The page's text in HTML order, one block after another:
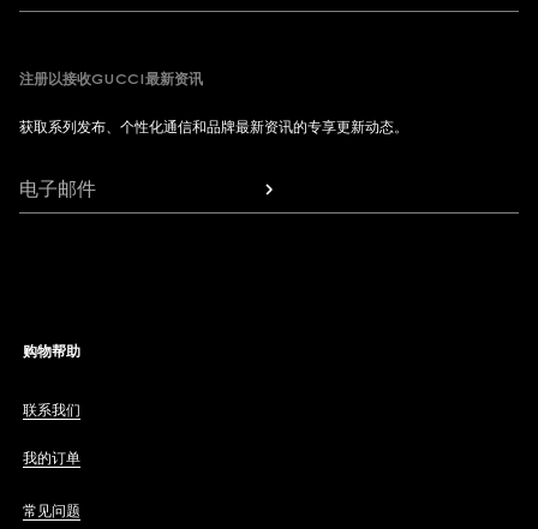
注册以接收GUCCI最新资讯
获取系列发布、个性化通信和品牌最新资讯的专享更新动态。
电子邮件
购物帮助
联系我们
我的订单
常见问题